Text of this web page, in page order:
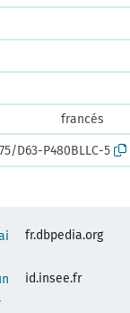
francés
D63-P480BLLC-5
fr.dbpedia.org
id.insee.fr